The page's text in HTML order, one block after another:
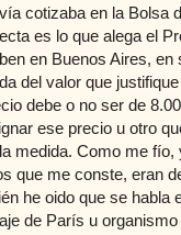
cotizaba en la Bolsa
es lo que alega el
en Buenos Aires,
del valor que
debe o no ser de
ese precio u otro
medida. Como me
que me conste, eran
he oido que se habla
de París u